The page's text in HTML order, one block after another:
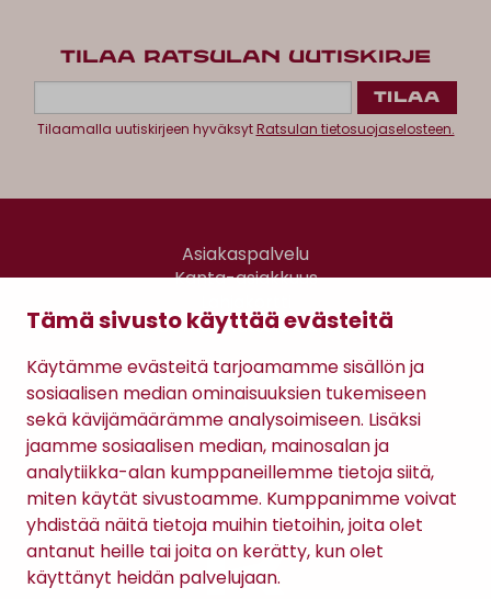
Tämä sivusto käyttää evästeitä
Käytämme evästeitä tarjoamamme sisällön ja
sosiaalisen median ominaisuuksien tukemiseen
sekä kävijämäärämme analysoimiseen. Lisäksi
jaamme sosiaalisen median, mainosalan ja
analytiikka-alan kumppaneillemme tietoja siitä,
miten käytät sivustoamme. Kumppanimme voivat
yhdistää näitä tietoja muihin tietoihin, joita olet
antanut heille tai joita on kerätty, kun olet
käyttänyt heidän palvelujaan.
TILAA RATSULAN UUTISKIRJE
Tilaamalla uutiskirjeen hyväksytRatsulan tietosuojaselosteen.
Asiakaspalvelu
Kanta-asiakkuus
Gomee Ratsula Café
Sopimusehdot
Tietosuojaseloste
Maksutavat